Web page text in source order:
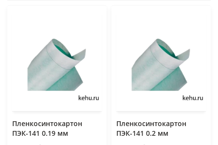
Пленкосинтокартон
ПЭК-141 0.19 мм
Пленкосинтокартон
ПЭК-141 0.2 мм